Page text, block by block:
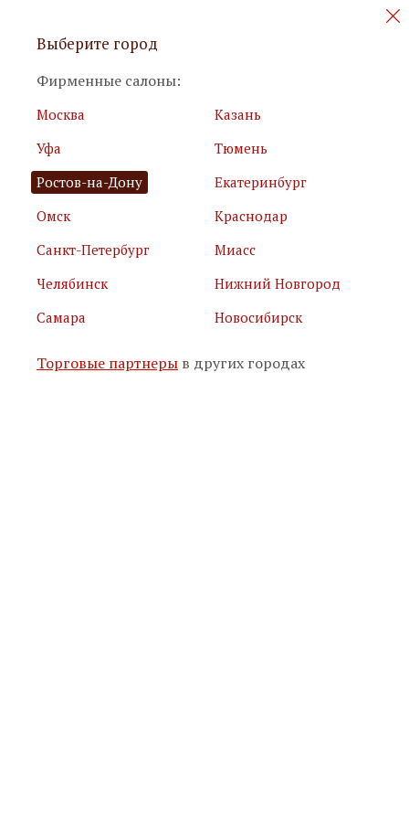
Персональные акции и новинки
Я принимаю
условия использования сайта
Я соглашаюсь сполитикой обработки персональных
Подписаться
Выберите город
Фирменные салоны:
Москва
Казань
Уфа
Тюмень
Ростов-на-Дону
Екатеринбург
Омск
Краснодар
Санкт-Петербург
Миасс
Челябинск
Нижний Новгород
Самара
Новосибирск
Торговые партнеры в других городах